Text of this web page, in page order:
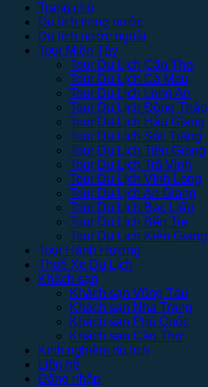
Trang chủ
Du lịch trong nước
Du lịch nước ngoài
Tour Miền Tây
Tour Du Lịch Cần Thơ
Tour Du Lịch Cà Mau
Tour Du Lịch Long An
Tour Du Lịch Đồng Tháp
Tour Du Lịch Hậu Giang
Tour Du Lịch Sóc Trăng
Tour Du Lịch Tiền Giang
Tour Du Lịch Trà Vinh
Tour Du Lịch Vĩnh Long
Tour Du Lịch An Giang
Tour Du Lịch Bạc Liêu
Tour Du Lịch Bến Tre
Tour Du Lịch Kiên Giang
Tour Hành Hương
Thuê Xe Du Lịch
Khách sạn
Khách sạn Vũng Tàu
Khách sạn Nha Trang
Khách sạn Phú Quốc
Khách sạn Cần Thơ
Kinh nghiệm du lịch
Liên hệ
Đăng nhập